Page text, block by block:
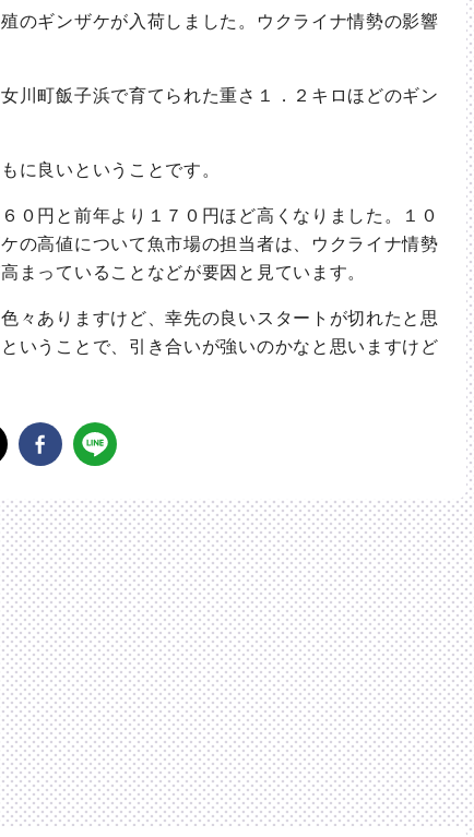
のギンザケが入荷しました。ウクライナ情勢の影響
川町飯子浜で育てられた重さ１．２キロほどのギン
に良いということです。
０円と前年より１７０円ほど高くなりました。１０
の高値について魚市場の担当者は、ウクライナ情勢
まっていることなどが要因と見ています。
々ありますけど、幸先の良いスタートが切れたと思
いうことで、引き合いが強いのかなと思いますけど